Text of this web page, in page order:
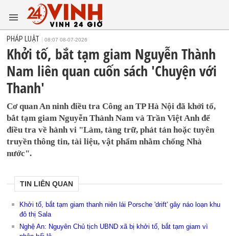
PHÁP LUẬT 08:07 08-07-2026
Khởi tố, bắt tạm giam Nguyễn Thành
Nam liên quan cuốn sách 'Chuyện với
Thanh'
Cơ quan An ninh điều tra Công an TP Hà Nội đã khởi tố,
bắt tạm giam Nguyễn Thành Nam và Trần Việt Anh để
điều tra về hành vi "Làm, tàng trữ, phát tán hoặc tuyên
truyền thông tin, tài liệu, vật phẩm nhằm chống Nhà
nước".
TIN LIÊN QUAN
Khởi tố, bắt tạm giam thanh niên lái Porsche 'drift' gây náo loạn khu
đô thị Sala
Nghệ An: Nguyên Chủ tịch UBND xã bị khởi tố, bắt tạm giam vì